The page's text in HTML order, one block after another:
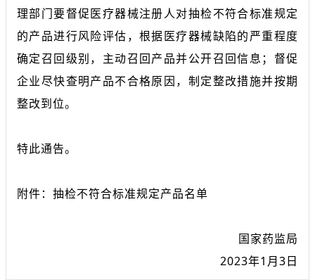
理部门要督促医疗器械注册人对抽检不符合标准规定
的产品进行风险评估，根据医疗器械缺陷的严重程度
确定召回级别，主动召回产品并公开召回信息；督促
企业尽快查明产品不合格原因，制定整改措施并按期
整改到位。
特此通告。
附件：抽检不符合标准规定产品名单
国家药监局
2023年1月3日